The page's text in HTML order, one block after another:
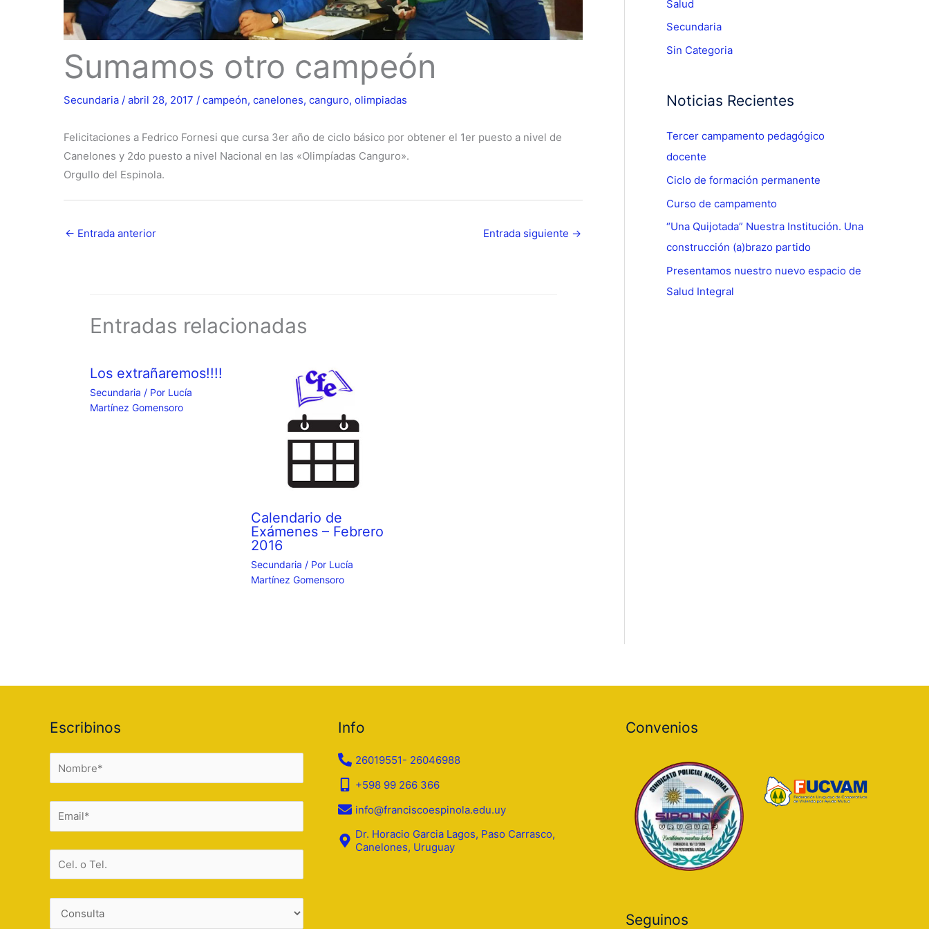
Sumamos otro campeón
Secundaria / abril 28, 2017 / campeón, canelones, canguro, olimpiadas
Felicitaciones a Fedrico Fornesi que cursa 3er año de ciclo básico por obtener el 1er puesto a nivel de
Canelones y 2do puesto a nivel Nacional en las «Olimpíadas Canguro».
Orgullo del Espinola.
← Entrada anterior Entrada siguiente →
Entradas relacionadas
Los extrañaremos!!!!
Secundaria / Por Lucía
Martínez Gomensoro
Calendario de
Exámenes – Febrero
2016
Secundaria / Por Lucía
Martínez Gomensoro
Salud
Secundaria
Sin Categoria
Noticias Recientes
Tercer campamento pedagógico
docente
Ciclo de formación permanente
Curso de campamento
“Una Quijotada” Nuestra Institución. Una
construcción (a)brazo partido
Presentamos nuestro nuevo espacio de
Salud Integral
Escribinos Info
26019551- 26046988
+598 99 266 366
info@franciscoespinola.edu.uy
Dr. Horacio Garcia Lagos, Paso Carrasco,
Canelones, Uruguay
Convenios
Seguinos